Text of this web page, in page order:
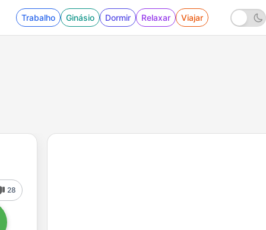
Trabalho Ginásio Dormir Relaxar Viajar
28